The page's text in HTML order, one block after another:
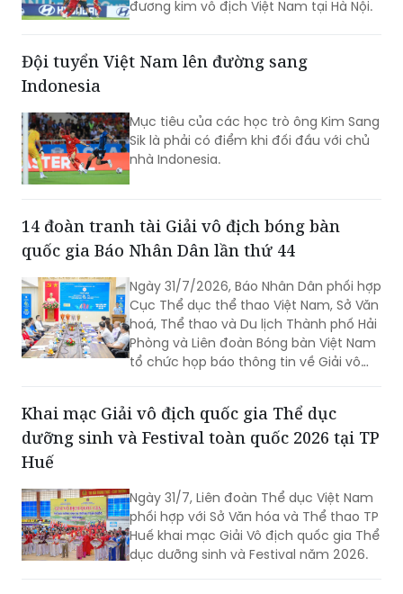
đương kim vô địch Việt Nam tại Hà Nội.
Đội tuyển Việt Nam lên đường sang
Indonesia
Mục tiêu của các học trò ông Kim Sang
Sik là phải có điểm khi đối đầu với chủ
nhà Indonesia.
14 đoàn tranh tài Giải vô địch bóng bàn
quốc gia Báo Nhân Dân lần thứ 44
Ngày 31/7/2026, Báo Nhân Dân phối hợp
Cục Thể dục thể thao Việt Nam, Sở Văn
hoá, Thể thao và Du lịch Thành phố Hải
Phòng và Liên đoàn Bóng bàn Việt Nam
tổ chức họp báo thông tin về Giải vô
năm 2026.
Khai mạc Giải vô địch quốc gia Thể dục
dưỡng sinh và Festival toàn quốc 2026 tại TP
Huế
Ngày 31/7, Liên đoàn Thể dục Việt Nam
phối hợp với Sở Văn hóa và Thể thao TP
Huế khai mạc Giải Vô địch quốc gia Thể
dục dưỡng sinh và Festival năm 2026.